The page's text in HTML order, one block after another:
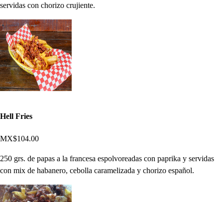
servidas con chorizo crujiente.
Hell Fries
MX$104.00
250 grs. de papas a la francesa espolvoreadas con paprika y servidas
con mix de habanero, cebolla caramelizada y chorizo español.